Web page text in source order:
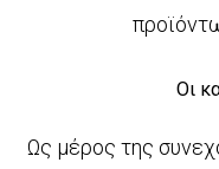
Οι
Ως μέρος της